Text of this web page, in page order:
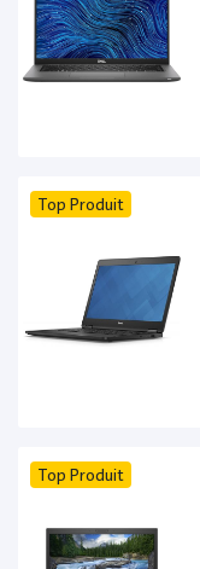
Top Produit
Top Produit